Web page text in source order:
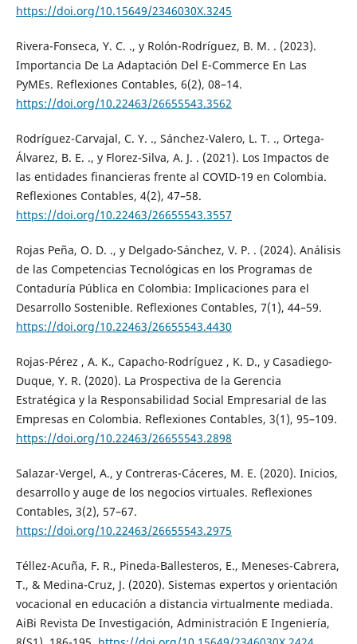
https://doi.org/10.15649/2346030X.3245
Rivera-Fonseca, Y. C. ., y Rolón-Rodríguez, B. M. . (2023).
Importancia De La Adaptación Del E-Commerce En Las
PyMEs. Reflexiones Contables, 6(2), 08–14.
https://doi.org/10.22463/26655543.3562
Rodríguez-Carvajal, C. Y. ., Sánchez-Valero, L. T. ., Ortega-
Álvarez, B. E. ., y Florez-Silva, A. J. . (2021). Los Impactos de
las entidades financieras frente al COVID-19 en Colombia.
Reflexiones Contables, 4(2), 47–58.
https://doi.org/10.22463/26655543.3557
Rojas Peña, O. D. ., y Delgado-Sánchez, V. P. . (2024). Análisis
de las Competencias Tecnológicas en los Programas de
Contaduría Pública en Colombia: Implicaciones para el
Desarrollo Sostenible. Reflexiones Contables, 7(1), 44–59.
https://doi.org/10.22463/26655543.4430
Rojas-Pérez , A. K., Capacho-Rodríguez , K. D., y Casadiego-
Duque, Y. R. (2020). La Prospectiva de la Gerencia
Estratégica y la Responsabilidad Social Empresarial de las
Empresas en Colombia. Reflexiones Contables, 3(1), 95–109.
https://doi.org/10.22463/26655543.2898
Salazar-Vergel, A., y Contreras-Cáceres, M. E. (2020). Inicios,
desarrollo y auge de los negocios virtuales. Reflexiones
Contables, 3(2), 57–67.
https://doi.org/10.22463/26655543.2975
Téllez-Acuña, F. R., Pineda-Ballesteros, E., Meneses-Cabrera,
T., & Medina-Cruz, J. (2020). Sistemas expertos y orientación
vocacional en educación a distancia virtualmente mediada.
AiBi Revista De Investigación, Administración E Ingeniería,